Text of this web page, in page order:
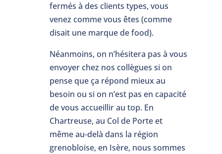
fermés à des clients types, vous
venez comme vous êtes (comme
disait une marque de food).
Néanmoins, on n’hésitera pas à vous
envoyer chez nos collègues si on
pense que ça répond mieux au
besoin ou si on n’est pas en capacité
de vous accueillir au top. En
Chartreuse, au Col de Porte et
même au-delà dans la région
grenobloise, en Isère, nous sommes